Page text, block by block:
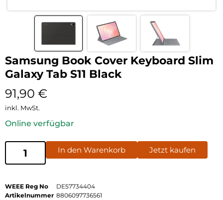
Samsung Book Cover Keyboard Slim
Galaxy Tab S11 Black
91,90 €
inkl. MwSt.
Online verfügbar
In den Warenkorb Jetzt kaufen
WEEE Reg No
DE57734404
Artikelnummer 8806097736561